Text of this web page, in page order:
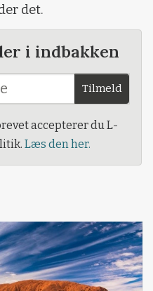
det.
i indbakken
Tilmeld
accepterer du L-
Læs den her.